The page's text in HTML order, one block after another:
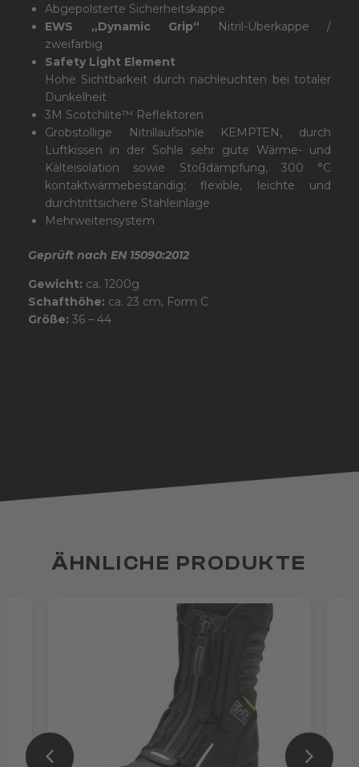
Abgepolsterte Sicherheitskappe
EWS „Dynamic Grip“ Nitril-Überkappe /
zweifarbig
Safety Light Element
Hohe Sichtbarkeit durch nachleuchten bei totaler
Dunkelheit
3M Scotchlite™ Reflektoren
Grobstollige Nitrillaufsohle KEMPTEN, durch
Luftkissen in der Sohle sehr gute Wärme- und
Kälteisolation sowie Stoßdämpfung, 300 °C
kontaktwärmebeständig; flexible, leichte und
durchtrittsichere Stahleinlage
Mehrweitensystem
Geprüft nach EN 15090:2012
Gewicht: ca. 1200g
Schafthöhe: ca. 23 cm, Form C
Größe: 36 – 44
ÄHNLICHE PRODUKTE